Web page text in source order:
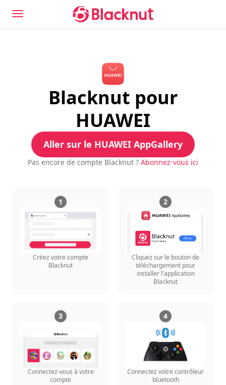
Blacknut pour
HUAWEI
Aller sur le HUAWEI AppGallery
Pas encore de compte Blacknut ? Abonnez-vous ici
1
Créez votre compte
Blacknut
2
Cliquez sur le bouton de
téléchargement pour
installer l'application
Blacknut
3
Connectez-vous à votre
compte
4
Connectez votre contrôleur
bluetooth